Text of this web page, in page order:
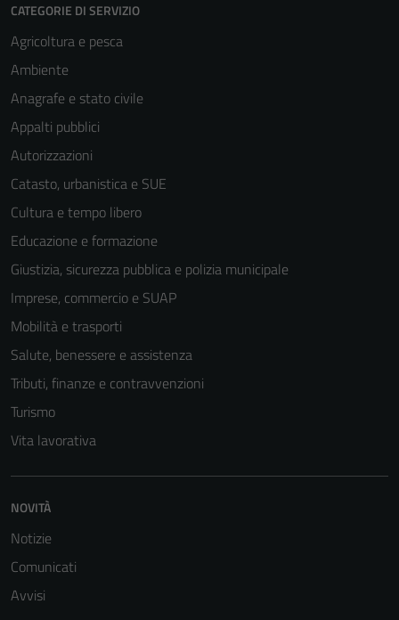
CATEGORIE DI SERVIZIO
Agricoltura e pesca
Ambiente
Anagrafe e stato civile
Appalti pubblici
Autorizzazioni
Catasto, urbanistica e SUE
Cultura e tempo libero
Educazione e formazione
Giustizia, sicurezza pubblica e polizia municipale
Imprese, commercio e SUAP
Mobilità e trasporti
Salute, benessere e assistenza
Tributi, finanze e contravvenzioni
Turismo
Vita lavorativa
NOVITÀ
Notizie
Comunicati
Avvisi